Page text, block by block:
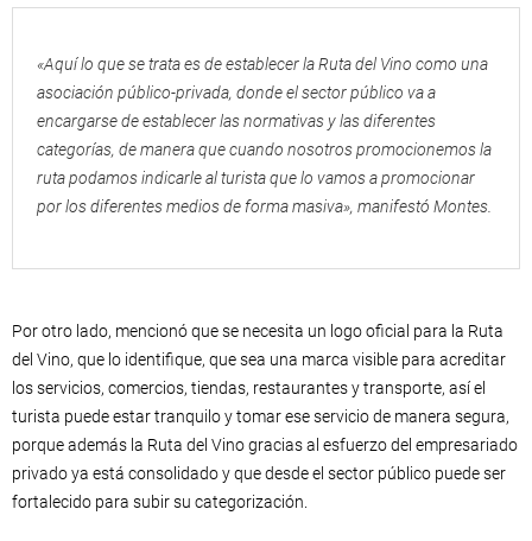
«Aquí lo que se trata es de establecer la Ruta del Vino como una
asociación público-privada, donde el sector público va a
encargarse de establecer las normativas y las diferentes
categorías, de manera que cuando nosotros promocionemos la
ruta podamos indicarle al turista que lo vamos a promocionar
por los diferentes medios de forma masiva», manifestó Montes.
Por otro lado, mencionó que se necesita un logo oficial para la Ruta
del Vino, que lo identifique, que sea una marca visible para acreditar
los servicios, comercios, tiendas, restaurantes y transporte, así el
turista puede estar tranquilo y tomar ese servicio de manera segura,
porque además la Ruta del Vino gracias al esfuerzo del empresariado
privado ya está consolidado y que desde el sector público puede ser
fortalecido para subir su categorización.